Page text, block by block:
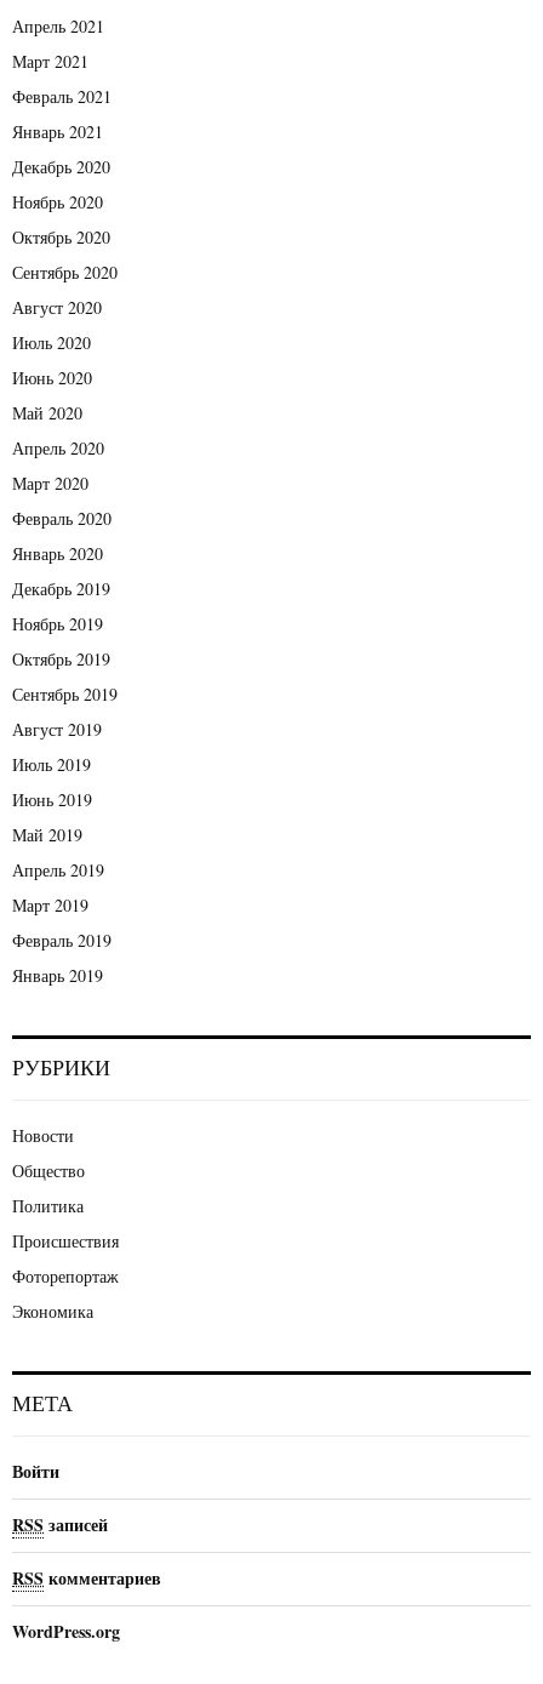
Апрель 2021
Март 2021
Февраль 2021
Январь 2021
Декабрь 2020
Ноябрь 2020
Октябрь 2020
Сентябрь 2020
Август 2020
Июль 2020
Июнь 2020
Май 2020
Апрель 2020
Март 2020
Февраль 2020
Январь 2020
Декабрь 2019
Ноябрь 2019
Октябрь 2019
Сентябрь 2019
Август 2019
Июль 2019
Июнь 2019
Май 2019
Апрель 2019
Март 2019
Февраль 2019
Январь 2019
РУБРИКИ
Новости
Общество
Политика
Происшествия
Фоторепортаж
Экономика
МЕТА
Войти
RSS записей
RSS комментариев
WordPress.org